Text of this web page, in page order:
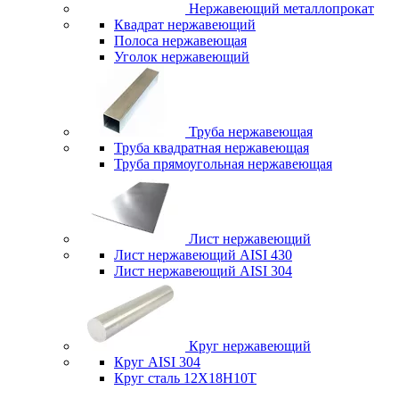
Нержавеющий металлопрокат
Квадрат нержавеющий
Полоса нержавеющая
Уголок нержавеющий
Труба нержавеющая
Труба квадратная нержавеющая
Труба прямоугольная нержавеющая
Лист нержавеющий
Лист нержавеющий AISI 430
Лист нержавеющий AISI 304
Круг нержавеющий
Круг AISI 304
Круг сталь 12Х18Н10Т